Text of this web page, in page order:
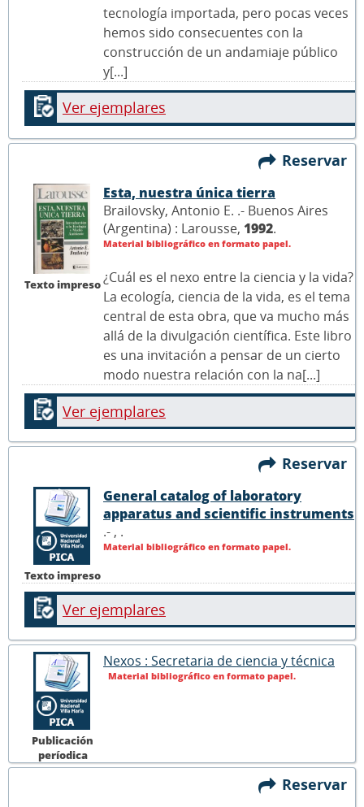
tecnología importada, pero pocas veces
hemos sido consecuentes con la
construcción de un andamiaje público
y[...]
Ver ejemplares
Reservar
Texto impreso
Esta, nuestra única tierra
Brailovsky, Antonio E. .- Buenos Aires
(Argentina) : Larousse, 1992.
Material bibliográfico en formato papel.
¿Cuál es el nexo entre la ciencia y la vida?
La ecología, ciencia de la vida, es el tema
central de esta obra, que va mucho más
allá de la divulgación científica. Este libro
es una invitación a pensar de un cierto
modo nuestra relación con la na[...]
Ver ejemplares
Reservar
Texto impreso
General catalog of laboratory
apparatus and scientific instruments
.- , .
Material bibliográfico en formato papel.
Ver ejemplares
Publicación
períodica
Nexos : Secretaria de ciencia y técnica
Material bibliográfico en formato papel.
Reservar